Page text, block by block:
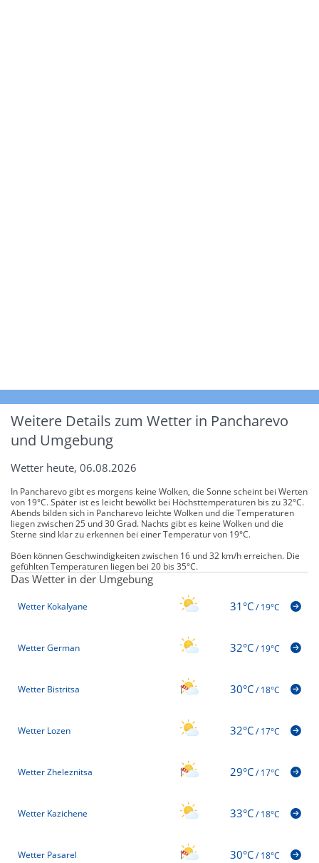
Weitere Details zum Wetter in Pancharevo
und Umgebung
Wetter heute, 06.08.2026
In Pancharevo gibt es morgens keine Wolken, die Sonne scheint bei Werten
von 19°C. Später ist es leicht bewölkt bei Höchsttemperaturen bis zu 32°C.
Abends bilden sich in Pancharevo leichte Wolken und die Temperaturen
liegen zwischen 25 und 30 Grad. Nachts gibt es keine Wolken und die
Sterne sind klar zu erkennen bei einer Temperatur von 19°C.
Böen können Geschwindigkeiten zwischen 16 und 32 km/h erreichen. Die
gefühlten Temperaturen liegen bei 20 bis 35°C.
Das Wetter in der Umgebung
Wetter Kokalyane 31°C/19°C
Wetter German 32°C/19°C
Wetter Bistritsa 30°C/18°C
Wetter Lozen 32°C/17°C
Wetter Zheleznitsa 29°C/17°C
Wetter Kazichene 33°C/18°C
Wetter Pasarel 30°C/18°C